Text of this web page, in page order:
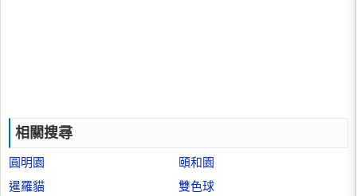
相關搜尋
圓明園
頤和園
暹羅貓
雙色球